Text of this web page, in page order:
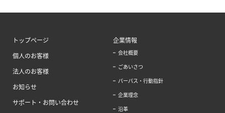
トップページ
個人のお客様
法人のお客様
お知らせ
サポート・お問い合わせ
企業情報
会社概要
ごあいさつ
パーパス・行動指針
企業理念
沿革